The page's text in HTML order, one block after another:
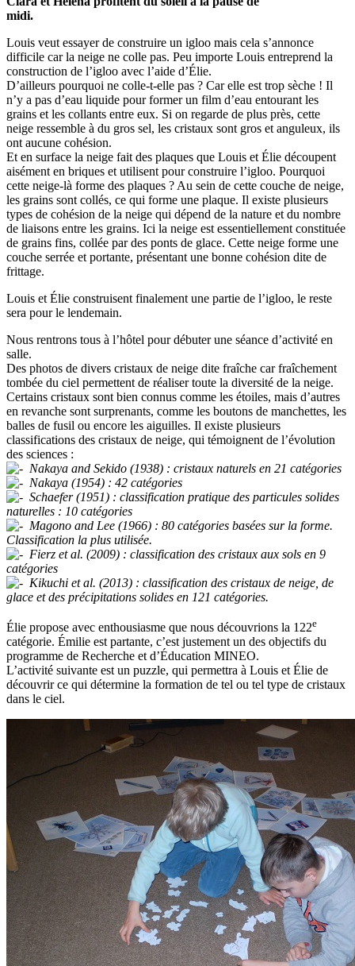
midi.
Louis veut essayer de construire un igloo mais cela s’annonce
difficile car la neige ne colle pas. Peu importe Louis entreprend la
construction de l’igloo avec l’aide d’Élie.
D’ailleurs pourquoi ne colle-t-elle pas ? Car elle est trop sèche ! Il
n’y a pas d’eau liquide pour former un film d’eau entourant les
grains et les collants entre eux. Si on regarde de plus près, cette
neige ressemble à du gros sel, les cristaux sont gros et anguleux, ils
ont aucune cohésion.
Et en surface la neige fait des plaques que Louis et Élie découpent
aisément en briques et utilisent pour construire l’igloo. Pourquoi
cette neige-là forme des plaques ? Au sein de cette couche de neige,
les grains sont collés, ce qui forme une plaque. Il existe plusieurs
types de cohésion de la neige qui dépend de la nature et du nombre
de liaisons entre les grains. Ici la neige est essentiellement constituée
de grains fins, collée par des ponts de glace. Cette neige forme une
couche serrée et portante, présentant une bonne cohésion dite de
frittage.
Louis et Élie construisent finalement une partie de l’igloo, le reste
sera pour le lendemain.
Nous rentrons tous à l’hôtel pour débuter une séance d’activité en
salle.
Des photos de divers cristaux de neige dite fraîche car fraîchement
tombée du ciel permettent de réaliser toute la diversité de la neige.
Certains cristaux sont bien connus comme les étoiles, mais d’autres
en revanche sont surprenants, comme les boutons de manchettes, les
balles de fusil ou encore les aiguilles. Il existe plusieurs
classifications des cristaux de neige, qui témoignent de l’évolution
des sciences :
Nakaya and Sekido (1938) : cristaux naturels en 21 catégories
Nakaya (1954) : 42 catégories
Schaefer (1951) : classification pratique des particules solides
naturelles : 10 catégories
Magono and Lee (1966) : 80 catégories basées sur la forme.
Classification la plus utilisée.
Fierz et al. (2009) : classification des cristaux aux sols en 9
catégories
Kikuchi et al. (2013) : classification des cristaux de neige, de
glace et des précipitations solides en 121 catégories.
Élie propose avec enthousiasme que nous découvrions la 122e
catégorie. Émilie est partante, c’est justement un des objectifs du
programme de Recherche et d’Éducation MINEO.
L’activité suivante est un puzzle, qui permettra à Louis et Élie de
découvrir ce qui détermine la formation de tel ou tel type de cristaux
dans le ciel.